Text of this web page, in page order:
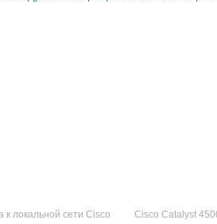
к локальной сети Cisco Cisco Catalyst